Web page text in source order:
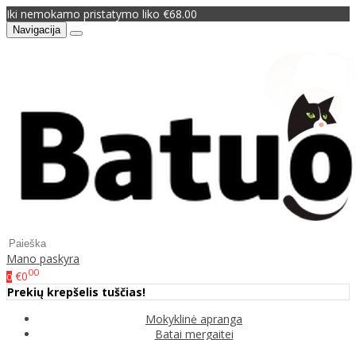
Iki nemokamo pristatymo liko €68.00
Navigacija
Mano paskyra
0 €000
Prekių krepšelis tuščias!
Mokyklinė apranga
Batai mergaitei